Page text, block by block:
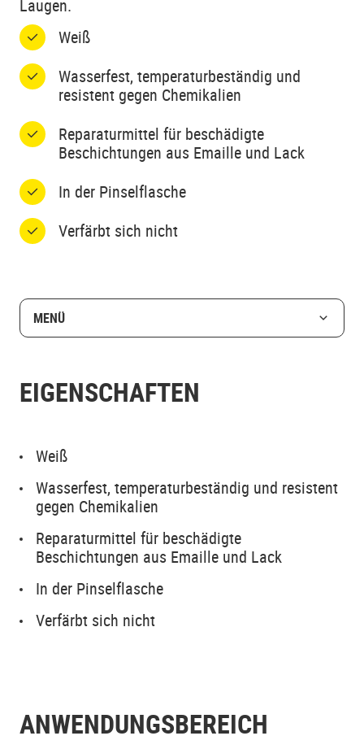
Laugen.
Weiß
Wasserfest, temperaturbeständig und
resistent gegen Chemikalien
Reparaturmittel für beschädigte
Beschichtungen aus Emaille und Lack
In der Pinselflasche
Verfärbt sich nicht
MENÜ
EIGENSCHAFTEN
Weiß
Wasserfest, temperaturbeständig und resistent
gegen Chemikalien
Reparaturmittel für beschädigte
Beschichtungen aus Emaille und Lack
In der Pinselflasche
Verfärbt sich nicht
ANWENDUNGSBEREICH